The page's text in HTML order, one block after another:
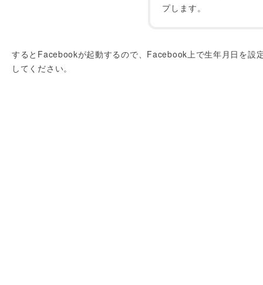
プします。
するとFacebookが起動するので、Facebook上で生年月日を設
してください。